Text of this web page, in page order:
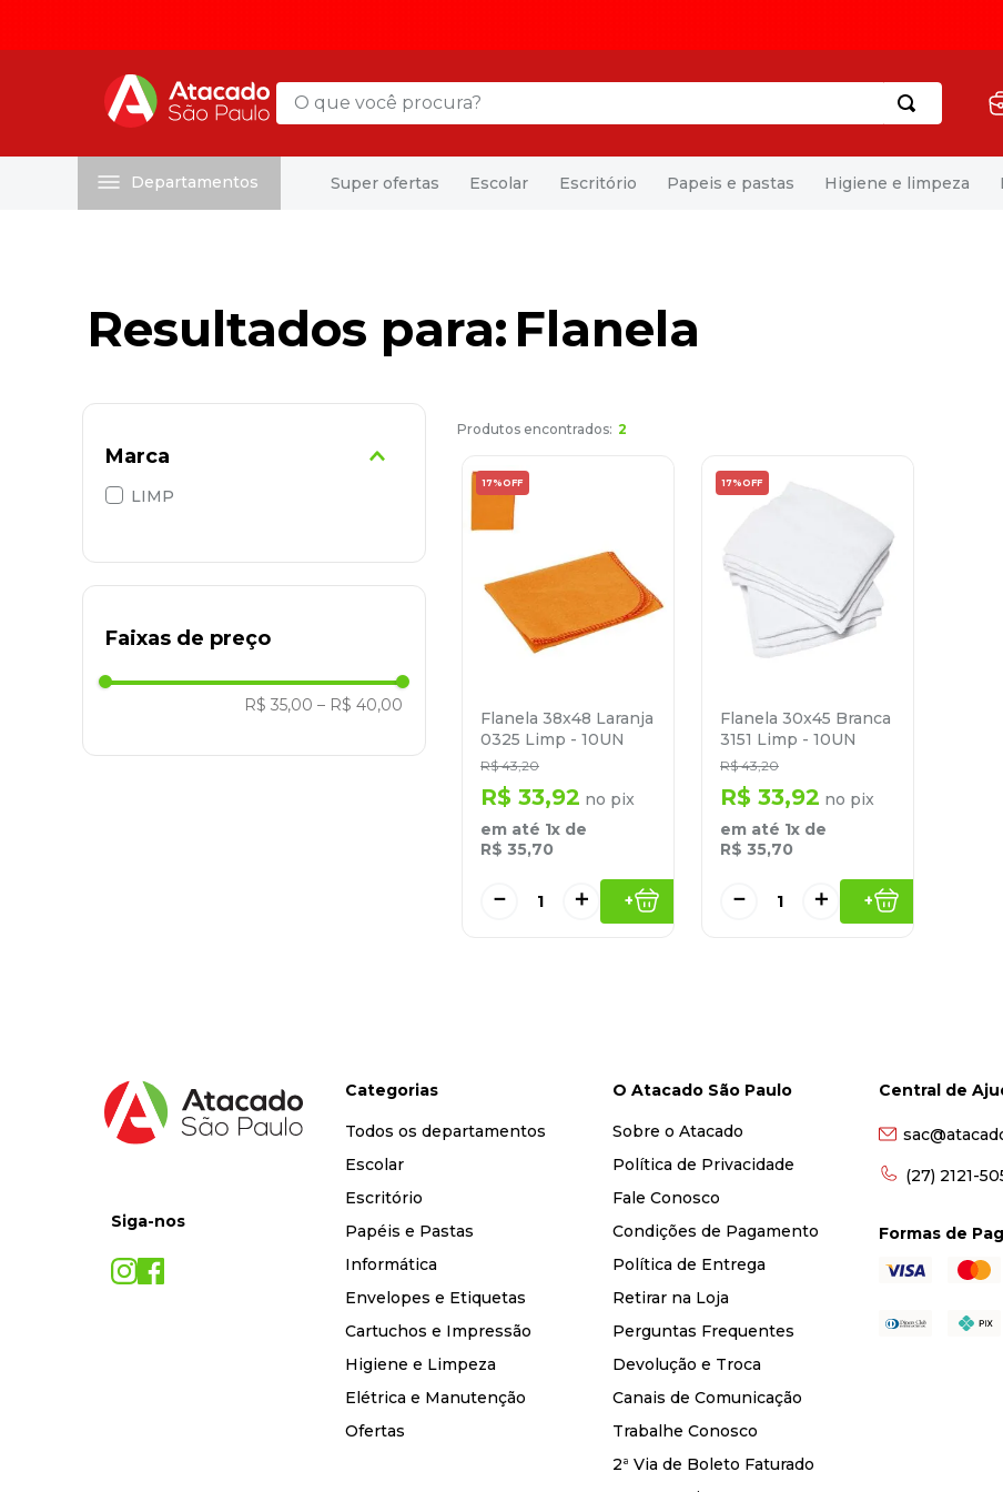
O que você procura?
Departamentos Super ofertas Escolar Escritório Papeis e pastas Higiene e limpeza
Flanela
Marca
LIMP
Faixas de preço
R$ 35,00 – R$ 40,00
2
17% OFF
Flanela 38x48 Laranja
0325 Limp - 10UN
R$ 43,20
R$ 33,92 no pix
em até 1x de
R$ 35,70
＋
－ +
17% OFF
Flanela 30x45 Branca
3151 Limp - 10UN
R$ 43,20
R$ 33,92 no pix
em até 1x de
R$ 35,70
＋
－ +
Siga-nos
Categorias
Todos os departamentos
Escolar
Escritório
Papéis e Pastas
Informática
Envelopes e Etiquetas
Cartuchos e Impressão
Higiene e Limpeza
Elétrica e Manutenção
Ofertas
O Atacado São Paulo
Sobre o Atacado
Política de Privacidade
Fale Conosco
Condições de Pagamento
Política de Entrega
Retirar na Loja
Perguntas Frequentes
Devolução e Troca
Canais de Comunicação
Trabalhe Conosco
2ª Via de Boleto Faturado
Central de
(27) 2121-
Formas de
papel toalha
desinfetante